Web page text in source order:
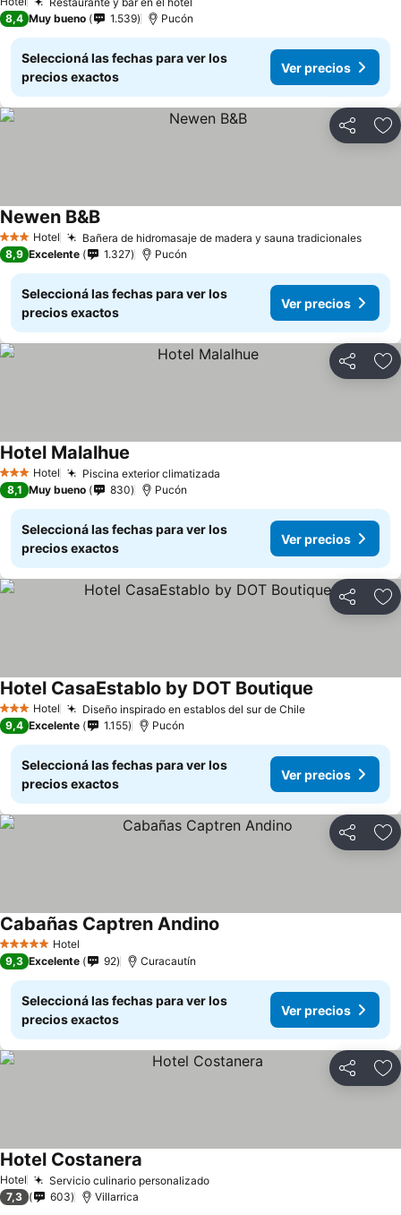
8,4 Muy bueno 1.539 Pucón
Seleccioná las fechas para ver los
precios exactos
Ver precios
Compartir
3 Estrellas
Hotel Bañera de hidromasaje de madera y sauna tradicionalesVer
Newen B&BVer precios
8,9 Excelente 1.327 Pucón
Seleccioná las fechas para ver los
precios exactos
Ver precios
Compartir
3 Estrellas
Hotel Piscina exterior climatizada
Hotel Malalhue
8,1 Muy bueno 830 Pucón
Seleccioná las fechas para ver los
precios exactos
Ver precios
Compartir
3 Estrellas
Hotel Diseño inspirado en establos del sur de ChileVer precios
Hotel CasaEstablo by DOT Boutique
9,4 Excelente 1.155 Pucón
Seleccioná las fechas para ver los
precios exactos
Ver precios
Compartir
5 Estrellas Hotel
Cabañas Captren Andino
9,3 Excelente 92 Curacautín
Seleccioná las fechas para ver los
precios exactos
Ver precios
Compartir
Hotel Servicio culinario personalizadoVer precios
Hotel Costanera
7,3 603 Villarrica